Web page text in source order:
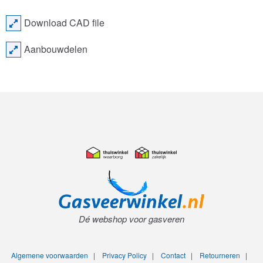
Download CAD file
Aanbouwdelen
Dé webshop voor gasveren
Algemene voorwaarden | Privacy Policy| Contact| Retourneren |